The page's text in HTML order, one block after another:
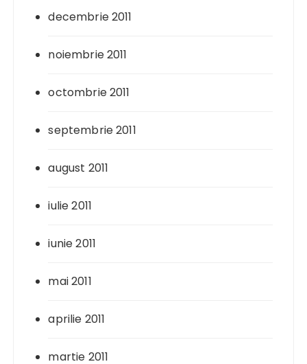
decembrie 2011
noiembrie 2011
octombrie 2011
septembrie 2011
august 2011
iulie 2011
iunie 2011
mai 2011
aprilie 2011
martie 2011